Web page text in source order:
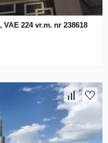
224 vr.m. nr 238618